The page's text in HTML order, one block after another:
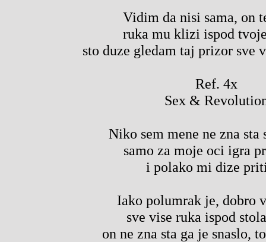
Vidim da nisi sama, on
ruka mu klizi ispod
sto duze gledam taj prizor sve
Ref. 4x
Sex &
Niko sem mene ne zna sta
samo za moje oci igra
i polako mi dize
Iako polumrak je, dobro
sve vise ruka ispod
on ne zna sta ga je snaslo,